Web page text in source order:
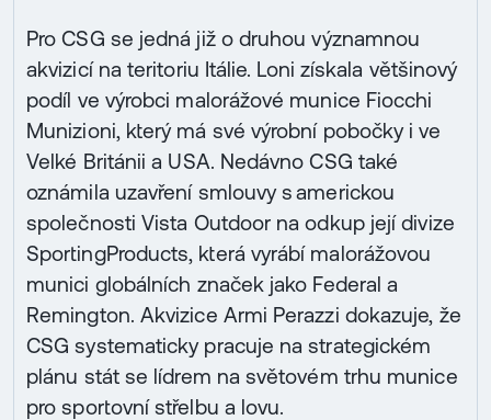
Pro CSG se jedná již o druhou významnou
akvizicí na teritoriu Itálie. Loni získala většinový
podíl ve výrobci malorážové munice Fiocchi
Munizioni, který má své výrobní pobočky i ve
Velké Británii a USA. Nedávno CSG také
oznámila uzavření smlouvy s americkou
společnosti Vista Outdoor na odkup její divize
SportingProducts, která vyrábí malorážovou
munici globálních značek jako Federal a
Remington. Akvizice Armi Perazzi dokazuje, že
CSG systematicky pracuje na strategickém
plánu stát se lídrem na světovém trhu munice
pro sportovní střelbu a lovu.